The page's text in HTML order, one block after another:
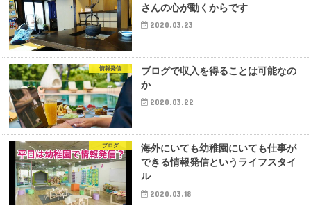
さんの心が動くからです
2020.03.23
情報発信
ブログで収入を得ることは可能なの
か
2020.03.22
ブログ
海外にいても幼稚園にいても仕事が
できる情報発信というライフスタイ
ル
2020.03.18